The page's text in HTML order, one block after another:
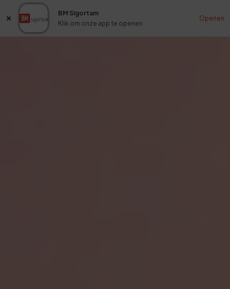
BM Sigortam
Klik om onze app te openen
Openen